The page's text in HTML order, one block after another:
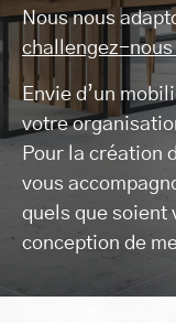
Nous nous
challengez-nous
Envie d’un
votre
Pour la création
vous
quels que soient
conception de